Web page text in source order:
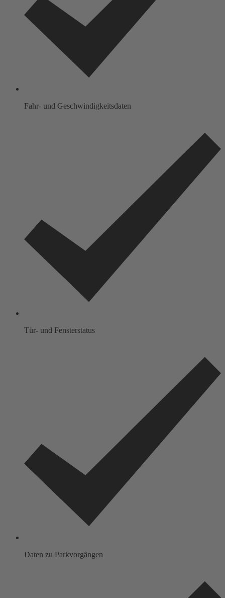
Fahr- und Geschwindigkeitsdaten
Tür- und Fensterstatus
Daten zu Parkvorgängen